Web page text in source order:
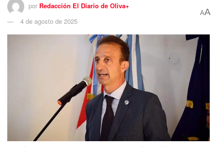
por Redacción El Diario de Oliva+
4 de agosto de 2025
AA